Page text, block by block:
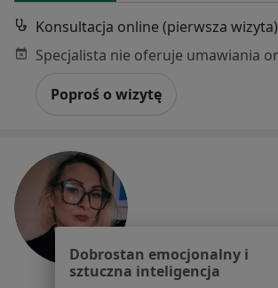
Konsultacja online (pierwsza wizyta)
Poproś o wizytę
Dobrostan emocjonalny i
sztuczna inteligencja